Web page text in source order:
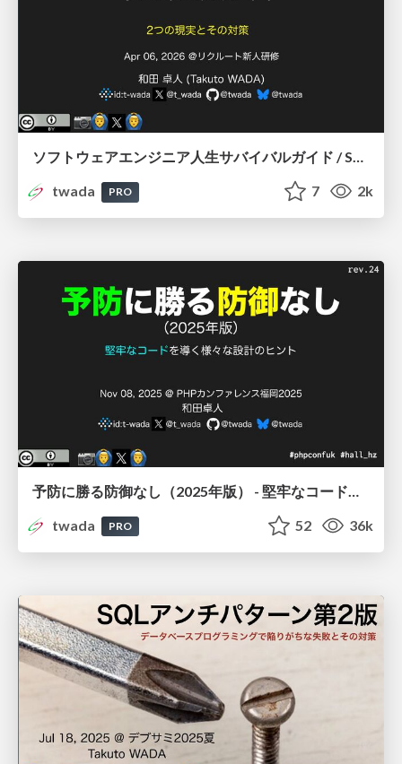
ソフトウェアエンジニア人生サバイバルガイド / Software Engineers Survival Guide 202604 Edition
twada
PRO 7 2k
予防に勝る防御なし（2025年版） - 堅牢なコードを導く様々な設計のヒント / Growing Reliable Code PHP Conference Fukuoka 2025
twada
PRO 52 36k